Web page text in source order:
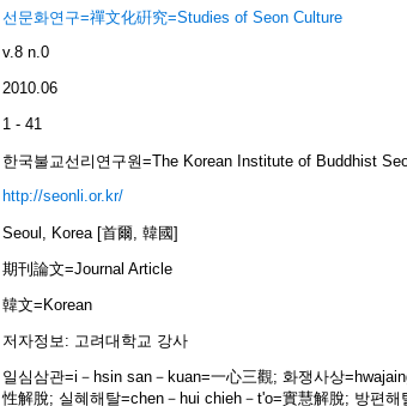
선문화연구=禪文化硏究=Studies of Seon Culture
v.8 n.0
2010.06
1 - 41
한국불교선리연구원=The Korean Institute of Buddhist
http://seonli.or.kr/
Seoul, Korea [首爾, 韓國]
期刊論文=Journal Article
韓文=Korean
저자정보: 고려대학교 강사
일심삼관=i－hsin san－kuan=一心三觀; 화쟁사상
性解脫; 실혜해탈=chen－hui chieh－t'o=實慧解脫; 방편